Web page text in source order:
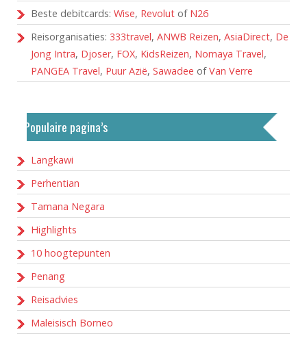
Beste debitcards: Wise, Revolut of N26
Reisorganisaties: 333travel, ANWB Reizen, AsiaDirect, De
Jong Intra, Djoser, FOX, KidsReizen, Nomaya Travel,
PANGEA Travel, Puur Azië, Sawadee ofVan Verre
Populaire pagina’s
Langkawi
Perhentian
Tamana Negara
Highlights
10 hoogtepunten
Penang
Reisadvies
Maleisisch Borneo